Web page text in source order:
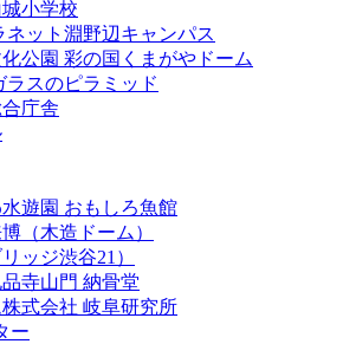
小学校
ネット淵野辺キャンパス
公園 彩の国くまがやドーム
ラスのピラミッド
庁舎
遊園 おもしろ魚館
（木造ドーム）
ッジ渋谷21）
寺山門 納骨堂
式会社 岐阜研究所
ー